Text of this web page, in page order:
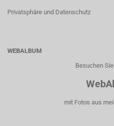
Privatsphäre und Datenschutz
WEBALBUM
Besuchen
mit Fotos aus